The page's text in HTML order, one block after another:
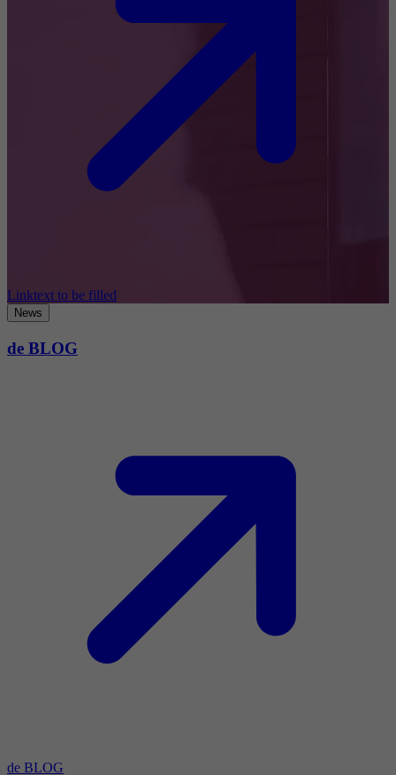
Linktext to be filled
News
de BLOG
de BLOG